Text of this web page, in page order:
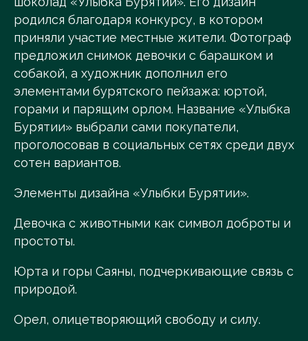
родился благодаря конкурсу, в котором
приняли участие местные жители. Фотограф
предложил снимок девочки с барашком и
собакой, а художник дополнил его
элементами бурятского пейзажа: юртой,
горами и парящим орлом. Название «Улыбка
Бурятии» выбрали сами покупатели,
проголосовав в социальных сетях среди двух
сотен вариантов.
Элементы дизайна «Улыбки Бурятии».
Девочка с животными как символ доброты и
простоты.
Юрта и горы Саяны, подчеркивающие связь с
природой.
Орел, олицетворяющий свободу и силу.